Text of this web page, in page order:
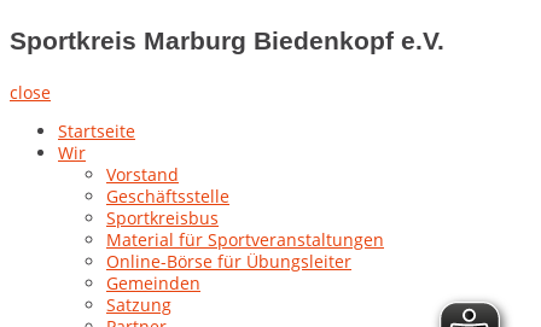
Sportkreis Marburg Biedenkopf e.V.
close
Startseite
Wir
Vorstand
Geschäftsstelle
Sportkreisbus
Material für Sportveranstaltungen
Online-Börse für Übungsleiter
Gemeinden
Satzung